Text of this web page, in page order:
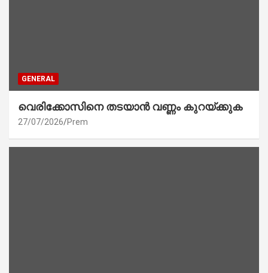
GENERAL
വെരിക്കോസിനെ തടയാൻ വണ്ണം കുറയ്ക്കുക
27/07/2026 Prem